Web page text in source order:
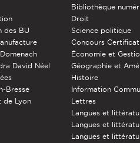
des BU
David Néel
Bresse
de Lyon
Bibliothèque
Droit
Science politique
Concours
Économie et
Géographie et
Histoire
Information
Lettres
Langues et
Langues et
Langues et